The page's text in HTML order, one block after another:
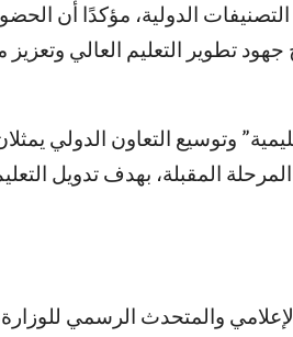
الدولية، مؤكدًا أن
تطوير التعليم العالي وتعزيز
وتوسيع التعاون الدولي
المقبلة، بهدف تدويل
والمتحدث الرسمي